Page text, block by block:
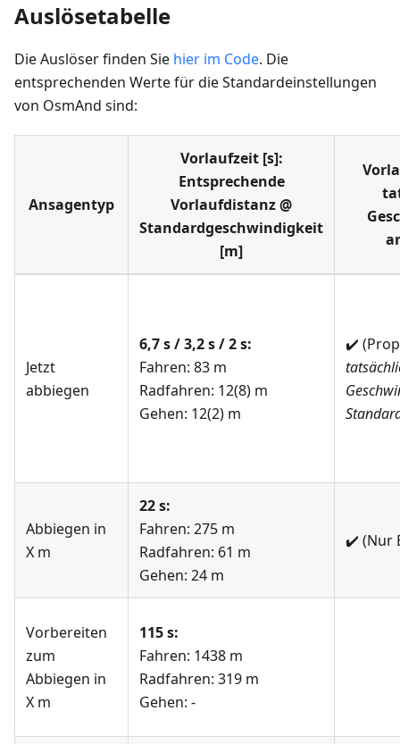
Auslösetabelle
Die Auslöser finden Sie hier im Code. Die
entsprechenden Werte für die Standardeinstellungen
von OsmAnd sind:
Ansagentyp
Vorlaufzeit [s]:
Entsprechende
Vorlaufdistanz @
Standardgeschwindigkeit
[m]
Jetzt
abbiegen
6,7 s / 3,2 s / 2 s:
Fahren: 83 m
Radfahren: 12(8) m
Gehen: 12(2) m
✔️
Abbiegen in
X m
22 s:
Fahren: 275 m
Radfahren: 61 m
Gehen: 24 m
✔️ (Nur
Vorbereiten
zum
Abbiegen in
X m
115 s:
Fahren: 1438 m
Radfahren: 319 m
Gehen: -